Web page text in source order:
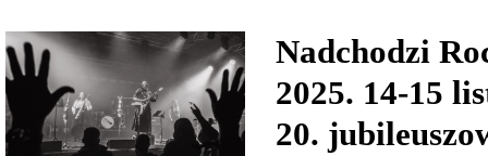
Nadchodzi
2025. 14-15
20.